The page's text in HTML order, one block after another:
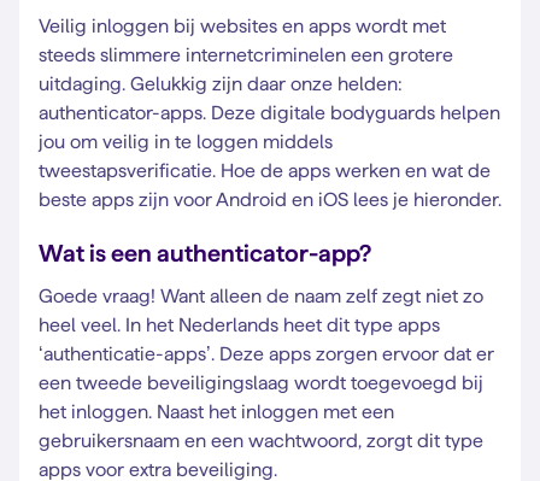
Veilig inloggen bij websites en apps wordt met
steeds slimmere internetcriminelen een grotere
uitdaging. Gelukkig zijn daar onze helden:
authenticator-apps. Deze digitale bodyguards helpen
jou om veilig in te loggen middels
tweestapsverificatie. Hoe de apps werken en wat de
beste apps zijn voor Android en iOS lees je hieronder.
Wat is een authenticator-app?
Goede vraag! Want alleen de naam zelf zegt niet zo
heel veel. In het Nederlands heet dit type apps
‘authenticatie-apps’. Deze apps zorgen ervoor dat er
een tweede beveiligingslaag wordt toegevoegd bij
het inloggen. Naast het inloggen met een
gebruikersnaam en een wachtwoord, zorgt dit type
apps voor extra beveiliging.